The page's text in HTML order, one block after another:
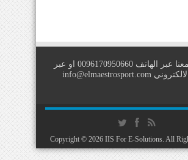
للتواصل معنا عبر الهاتف 0096170950660 او عبر
info@elmaestrosport.com
Copyright © 2026 IIS For E-Solutions. All